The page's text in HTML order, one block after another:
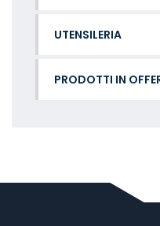
UTENSILERIA
PRODOTTI IN